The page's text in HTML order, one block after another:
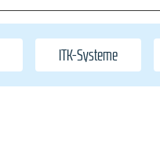
ITK-Systeme